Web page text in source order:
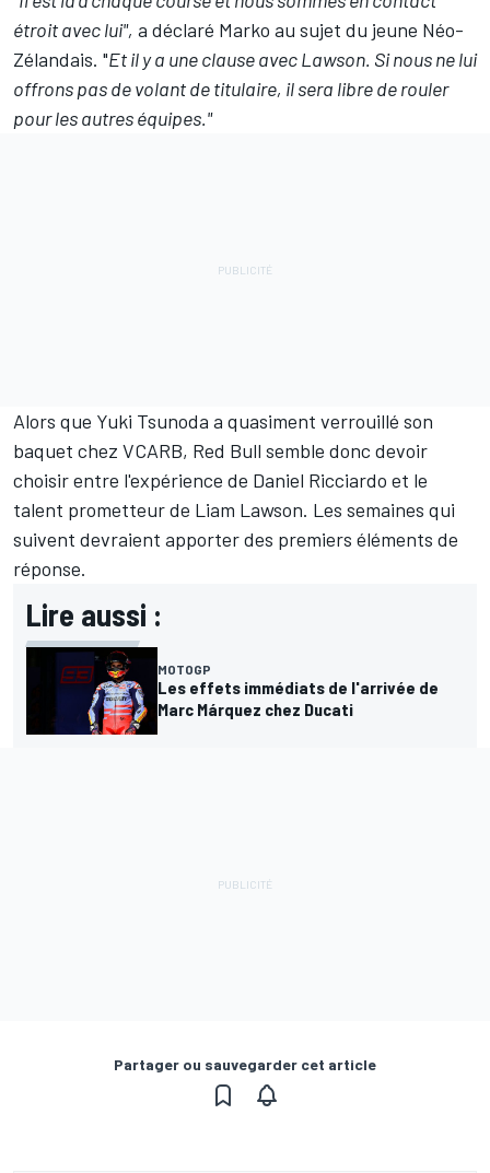
étroit avec lui", a déclaré Marko au sujet du jeune Néo-
Zélandais. "Et il y a une clause avec Lawson. Si nous ne lui
offrons pas de volant de titulaire, il sera libre de rouler
pour les autres équipes."
Alors que Yuki Tsunoda a quasiment verrouillé son
baquet chez VCARB, Red Bull semble donc devoir
choisir entre l'expérience de Daniel Ricciardo et le
talent prometteur de Liam Lawson. Les semaines qui
suivent devraient apporter des premiers éléments de
réponse.
Lire aussi :
MOTOGP
Les effets immédiats de l'arrivée de
Marc Márquez chez Ducati
Partager ou sauvegarder cet article